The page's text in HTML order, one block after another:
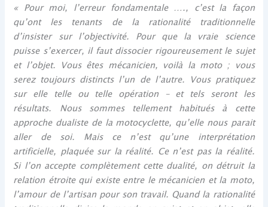
« Pour moi, l’erreur fondamentale …., c’est la façon
qu’ont les tenants de la rationalité traditionnelle
d’insister sur l’objectivité. Pour que la vraie science
puisse s’exercer, il faut dissocier rigoureusement le sujet
et l’objet. Vous êtes mécanicien, voilà la moto ; vous
serez toujours distincts l’un de l’autre. Vous pratiquez
sur elle telle ou telle opération – et tels seront les
résultats. Nous sommes tellement habitués à cette
approche dualiste de la motocyclette, qu’elle nous parait
aller de soi. Mais ce n’est qu’une interprétation
artificielle, plaquée sur la réalité. Ce n’est pas la réalité.
Si l’on accepte complètement cette dualité, on détruit la
relation étroite qui existe entre le mécanicien et la moto,
l’amour de l’artisan pour son travail. Quand la rationalité